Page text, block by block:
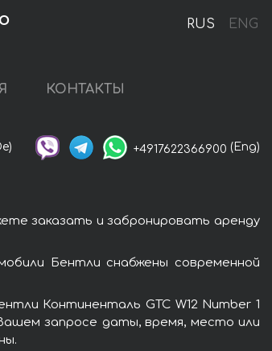
RUS ENG
КОНТАКТЫ
+4917622366900 (Eng)
заказать и забронировать аренду
Бентли снабжены современной
Континенталь GTC W12 Number 1
запросе даты, время, место или